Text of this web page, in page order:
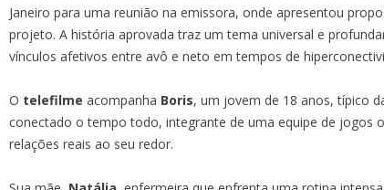
Janeiro para uma reunião na emissora, onde apresentou
projeto. A história aprovada traz um tema universal e
vínculos afetivos entre avô e neto em tempos de
O telefilme acompanha Boris, um jovem de 18 anos, típico
conectado o tempo todo, integrante de uma equipe de jogos
relações reais ao seu redor.